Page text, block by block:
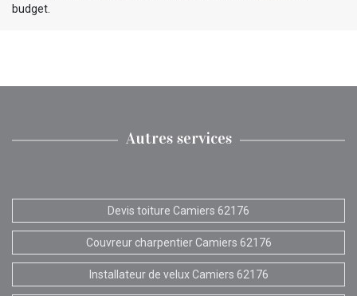
budget.
Autres services
Devis toiture Camiers 62176
Couvreur charpentier Camiers 62176
Installateur de velux Camiers 62176